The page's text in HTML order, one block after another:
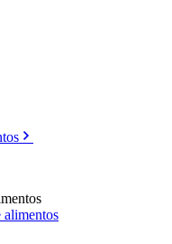
alimentos